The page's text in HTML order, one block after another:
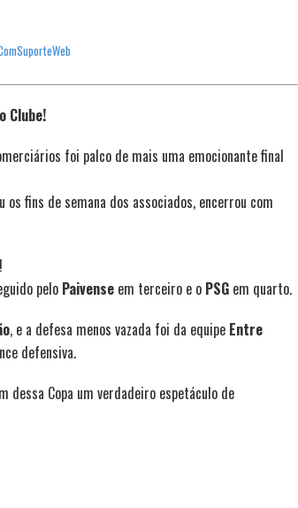
Clube!
foi palco de mais uma emocionante final
fins de semana dos associados, encerrou com
pelo Paivense em terceiro e o PSG em quarto.
, e a defesa menos vazada foi da equipe Entre
defensiva.
dessa Copa um verdadeiro espetáculo de